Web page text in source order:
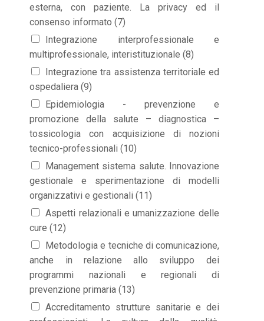
esterna, con paziente. La privacy ed il
consenso informato (7)
Integrazione interprofessionale e
multiprofessionale, interistituzionale (8)
Integrazione tra assistenza territoriale ed
ospedaliera (9)
Epidemiologia - prevenzione e
promozione della salute – diagnostica –
tossicologia con acquisizione di nozioni
tecnico-professionali (10)
Management sistema salute. Innovazione
gestionale e sperimentazione di modelli
organizzativi e gestionali (11)
Aspetti relazionali e umanizzazione delle
cure (12)
Metodologia e tecniche di comunicazione,
anche in relazione allo sviluppo dei
programmi nazionali e regionali di
prevenzione primaria (13)
Accreditamento strutture sanitarie e dei